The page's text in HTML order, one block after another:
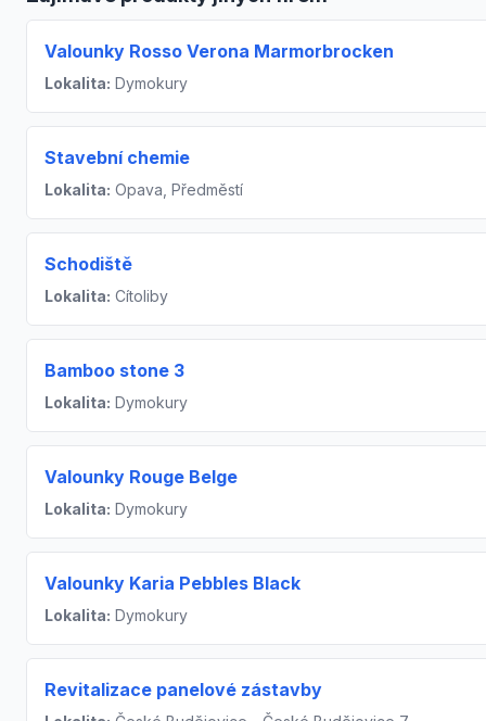
Valounky Rosso Verona Marmorbrocken
Lokalita: Dymokury
Stavební chemie
Lokalita: Opava, Předměstí
Schodiště
Lokalita: Cítoliby
Bamboo stone 3
Lokalita: Dymokury
Valounky Rouge Belge
Lokalita: Dymokury
Valounky Karia Pebbles Black
Lokalita: Dymokury
Revitalizace panelové zástavby